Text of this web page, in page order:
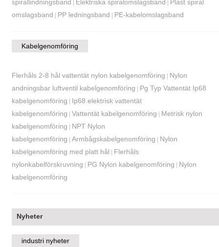
spirallindningsband Elektriska spiralomslagsband
Plast spiral
omslagsband
PP ledningsband PE-kabelomslagsband
Kabelgenomföring
Flerhåls 2-8 hål vattentät nylon kabelgenomföring
Nylon
andningsbar luftventil kabelgenomföring
Pg Typ Vattentät Ip68
kabelgenomföring
Ip68 elektrisk vattentät
kabelgenomföring
Vattentät kabelgenomföring
Metrisk nylon
kabelgenomföring
NPT Nylon
kabelgenomföring
Armbågskabelgenomföring
Nylon
kabelgenomföring med platt hål
Flerhåls
nylonkabelförskruvning
PG Nylon kabelgenomföring
Nylon
kabelgenomföring
Nyheter
industri nyheter